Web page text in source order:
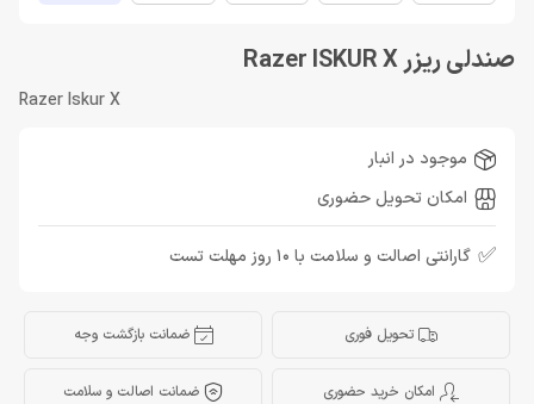
صندلی ریزر Razer ISKUR X
Razer Iskur X
موجود در انبار
امکان تحویل حضوری
✅ گارانتی اصالت و سلامت با 10 روز مهلت تست
تحویل فوری ضمانت بازگشت وجه
امکان خرید حضوری ضمانت اصالت و سلامت